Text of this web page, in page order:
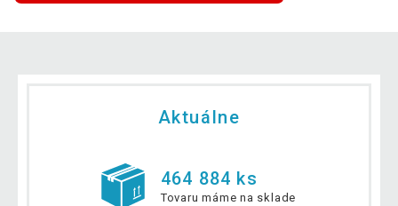
Aktuálne
464 884 ks
Tovaru máme na sklade